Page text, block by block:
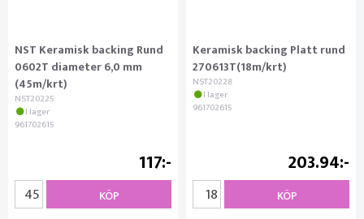
NST Keramisk backing Rund
0602T diameter 6,0 mm
(45m/krt)
NST20225
I lager
961702615
117
KÖP
Keramisk backing Platt rund
270613T(18m/krt)
NST20228
I lager
961702615
203.94
KÖP